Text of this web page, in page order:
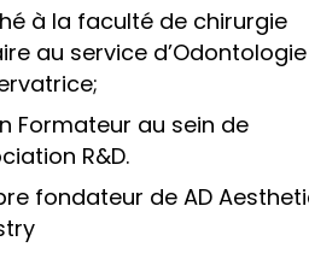
à la faculté de chirurgie
au service d’Odontologie
Formateur au sein de
R&D.
fondateur de AD